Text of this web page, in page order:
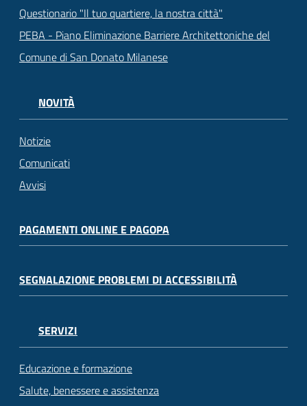
Questionario "Il tuo quartiere, la nostra città"
PEBA - Piano Eliminazione Barriere Architettoniche del
Comune di San Donato Milanese
NOVITÀ
Notizie
Comunicati
Avvisi
PAGAMENTI ONLINE E PAGOPA
SEGNALAZIONE PROBLEMI DI ACCESSIBILITÀ
SERVIZI
Educazione e formazione
Salute, benessere e assistenza